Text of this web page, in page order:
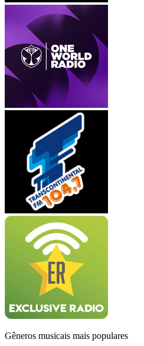
Gêneros musicais mais populares